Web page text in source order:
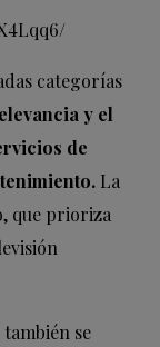
categorías
y el
de
La
que prioriza
también se